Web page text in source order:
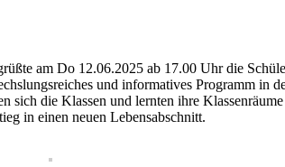
am Do 12.06.2025 ab 17.00 Uhr die
und informatives Programm
sich die Klassen und lernten ihre
in einen neuen Lebensabschnitt.